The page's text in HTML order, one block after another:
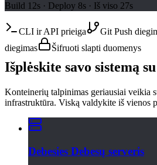
Build 12s · Deploy 8s · Iš viso 27s
CLI ir API prieiga Git Push
diegimas
Šifruoti slapti duomenys
Išplėskite savo sistemą
Konteinerių talpinimas geriausiai veikia
infrastruktūra. Viską valdykite iš vienos
Debesies Debesų serveris